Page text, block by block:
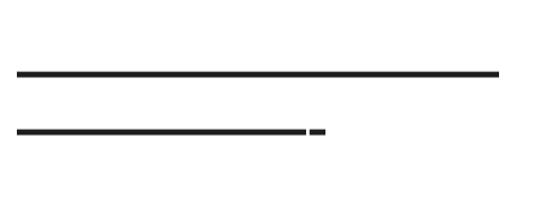
——————————
——————-